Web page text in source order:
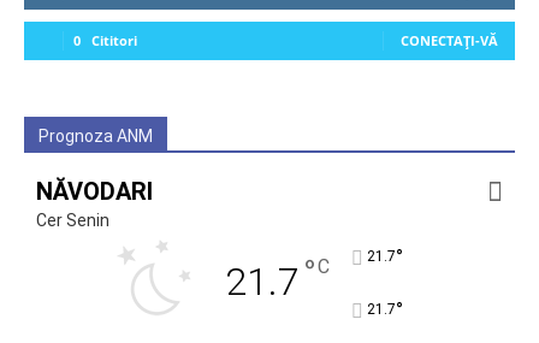
0 Cititori CONECTAȚI-VĂ
Prognoza ANM
NĂVODARI
Cer Senin
21.7 °C 21.7°
21.7°